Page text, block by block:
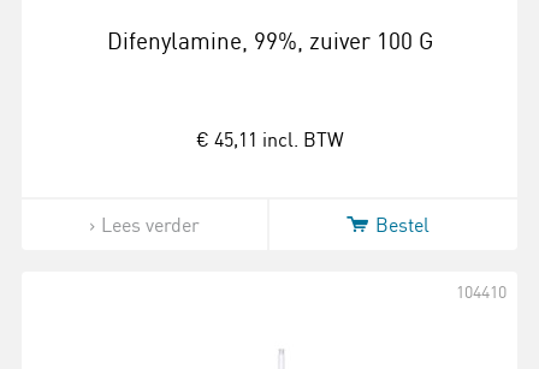
Difenylamine, 99%, zuiver 100 G
€ 45,11 incl. BTW
Lees verder Bestel
104410